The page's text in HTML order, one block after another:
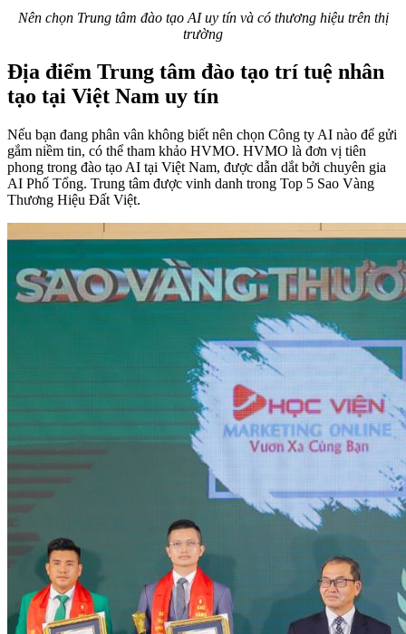
Nên chọn Trung tâm đào tạo AI uy tín và có thương hiệu trên thị
trường
Địa điểm Trung tâm đào tạo trí tuệ nhân
tạo tại Việt Nam uy tín
Nếu bạn đang phân vân không biết nên chọn Công ty AI nào để gửi
gắm niềm tin, có thể tham khảo HVMO. HVMO là đơn vị tiên
phong trong đào tạo AI tại Việt Nam, được dẫn dắt bởi chuyên gia
AI Phố Tổng. Trung tâm được vinh danh trong Top 5 Sao Vàng
Thương Hiệu Đất Việt.